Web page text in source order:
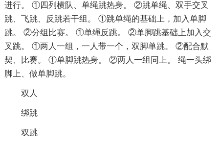
进行。 ①四列横队、单绳跳热身。 ②跳单绳、双手交叉
跳、飞跳、反跳若干组。 ①跳单绳的基础上，加入单脚
跳。 ②分组比赛。 ①单绳反跳。 ②单脚跳基础上加入交
叉跳。 ①两人一组，一人带一个，双脚单跳。 ②配合默
契、比赛。 ①单脚跳热身。 ②两人一组同上。 绳一头绑
脚上、做单脚跳。
双人
绑跳
双跳